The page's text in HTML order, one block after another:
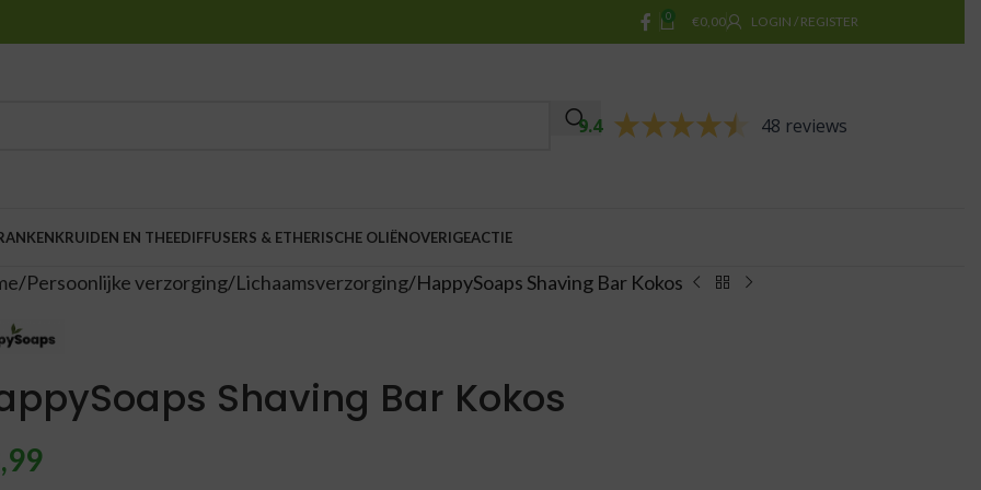
0 €0,00 LOGIN / REGISTER
9.4 48 reviews
KRUIDEN EN THEEDIFFUSERS & ETHERISCHE OLIËNOVERIGEACTIE
Persoonlijke verzorging Lichaamsverzorging HappySoaps Shaving Bar Kokos
Shaving Bar Kokos